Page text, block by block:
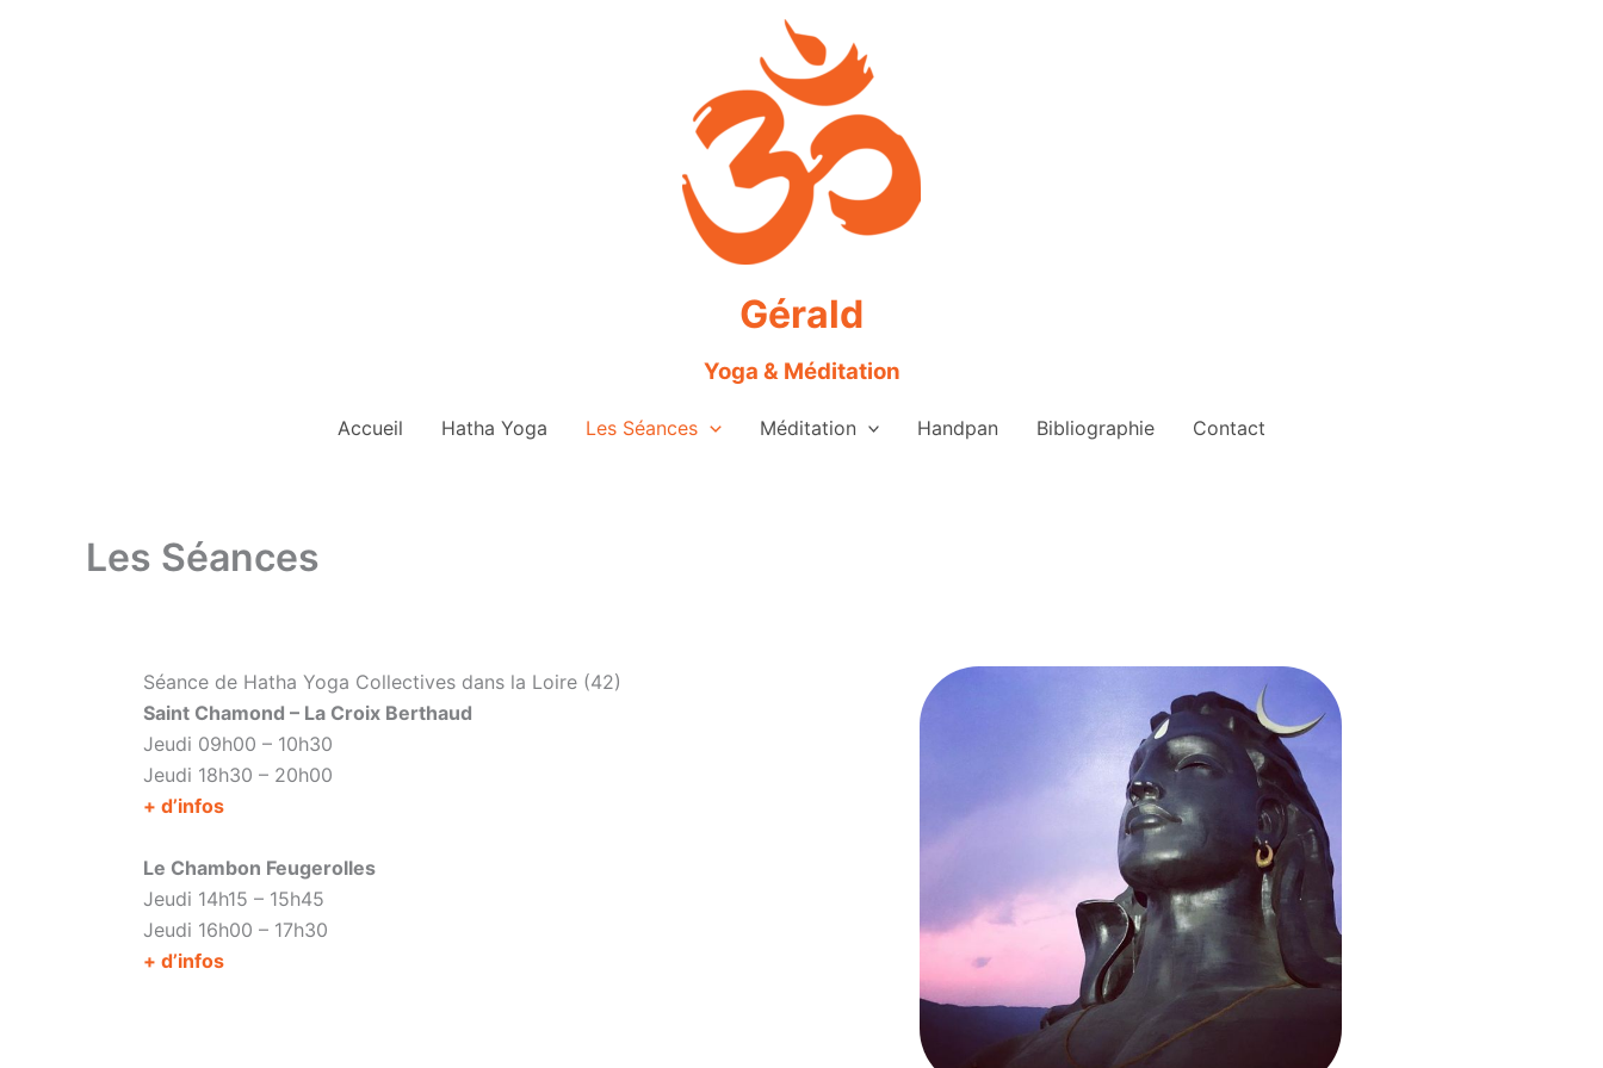
Gérald
Yoga & Méditation
Accueil Hatha Yoga Les Séances Méditation Handpan Bibliographie Contact
Les Séances
Séance de Hatha Yoga Collectives dans la Loire (42)
Saint Chamond – La Croix Berthaud
Jeudi 09h00 – 10h30
Jeudi 18h30 – 20h00
+ d’infos
Le Chambon Feugerolles
Jeudi 14h15 – 15h45
Jeudi 16h00 – 17h30
+ d’infos